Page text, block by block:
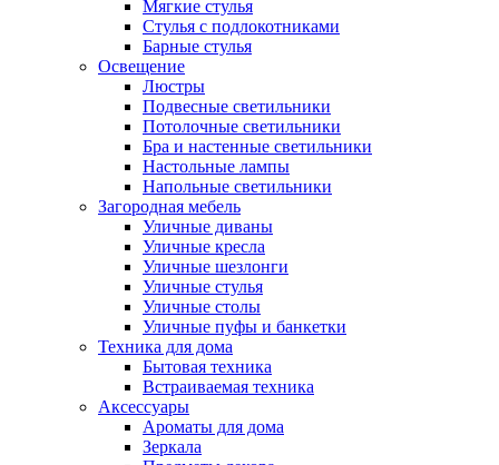
Мягкие стулья
Стулья с подлокотниками
Барные стулья
Освещение
Люстры
Подвесные светильники
Потолочные светильники
Бра и настенные светильники
Настольные лампы
Напольные светильники
Загородная мебель
Уличные диваны
Уличные кресла
Уличные шезлонги
Уличные стулья
Уличные столы
Уличные пуфы и банкетки
Техника для дома
Бытовая техника
Встраиваемая техника
Аксессуары
Ароматы для дома
Зеркала